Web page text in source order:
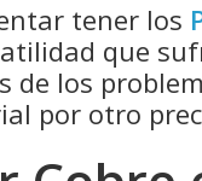
tener los
que
de los
por otro